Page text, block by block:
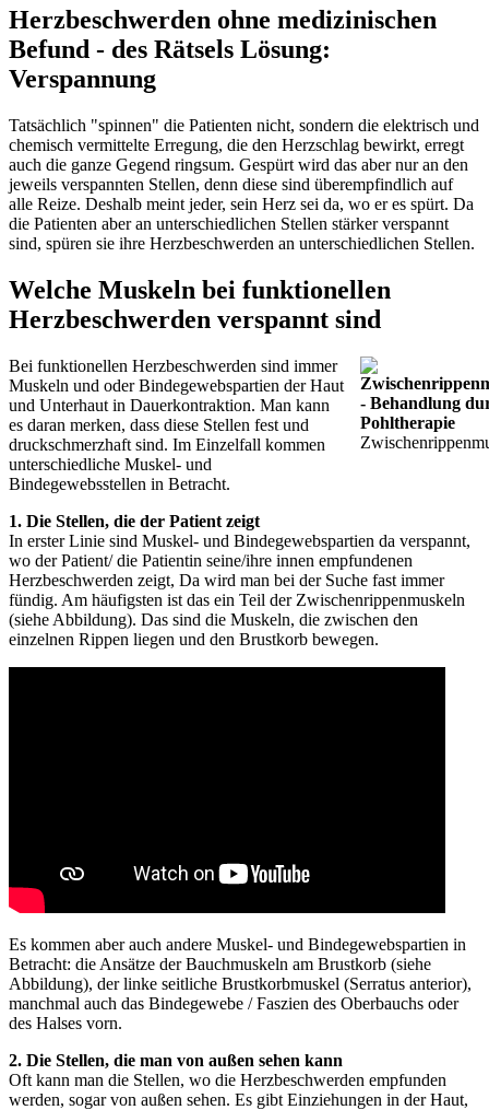
Herzbeschwerden ohne medizinischen
Befund - des Rätsels Lösung:
Verspannung
Tatsächlich "spinnen" die Patienten nicht, sondern die elektrisch und
chemisch vermittelte Erregung, die den Herzschlag bewirkt, erregt
auch die ganze Gegend ringsum. Gespürt wird das aber nur an den
jeweils verspannten Stellen, denn diese sind überempfindlich auf
alle Reize. Deshalb meint jeder, sein Herz sei da, wo er es spürt. Da
die Patienten aber an unterschiedlichen Stellen stärker verspannt
sind, spüren sie ihre Herzbeschwerden an unterschiedlichen Stellen.
Welche Muskeln bei funktionellen
Herzbeschwerden verspannt sind
Bei funktionellen Herzbeschwerden sind immer
Muskeln und oder Bindegewebspartien der Haut
und Unterhaut in Dauerkontraktion. Man kann
es daran merken, dass diese Stellen fest und
druckschmerzhaft sind. Im Einzelfall kommen
unterschiedliche Muskel- und
Bindegewebsstellen in Betracht.
1. Die Stellen, die der Patient zeigt
In erster Linie sind Muskel- und Bindegewebspartien da verspannt,
wo der Patient/ die Patientin seine/ihre innen empfundenen
Herzbeschwerden zeigt, Da wird man bei der Suche fast immer
fündig. Am häufigsten ist das ein Teil der Zwischenrippenmuskeln
(siehe Abbildung). Das sind die Muskeln, die zwischen den
einzelnen Rippen liegen und den Brustkorb bewegen.
Es kommen aber auch andere Muskel- und Bindegewebspartien in
Betracht: die Ansätze der Bauchmuskeln am Brustkorb (siehe
Abbildung), der linke seitliche Brustkorbmuskel (Serratus anterior),
manchmal auch das Bindegewebe / Faszien des Oberbauchs oder
des Halses vorn.
2. Die Stellen, die man von außen sehen kann
Oft kann man die Stellen, wo die Herzbeschwerden empfunden
werden, sogar von außen sehen. Es gibt Einziehungen in der Haut,